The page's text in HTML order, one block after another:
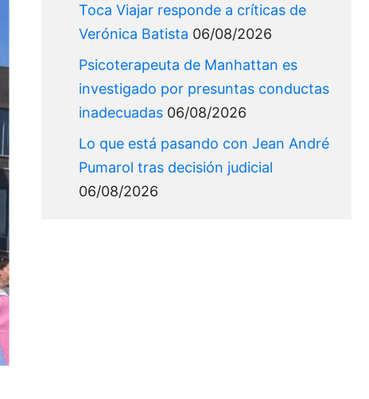
Toca Viajar responde a críticas de
Verónica Batista 06/08/2026
Psicoterapeuta de Manhattan es
investigado por presuntas conductas
inadecuadas 06/08/2026
Lo que está pasando con Jean André
Pumarol tras decisión judicial
06/08/2026